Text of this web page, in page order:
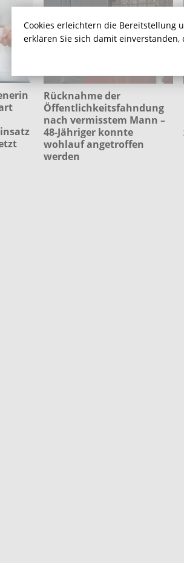
Rücknahme der
Öffentlichkeitsfahndung
nach vermisstem Mann –
48-Jähriger konnte
wohlauf angetroffen
werden
Cookies erleichtern die Bereitstellung
erklären Sie sich damit einverstanden,